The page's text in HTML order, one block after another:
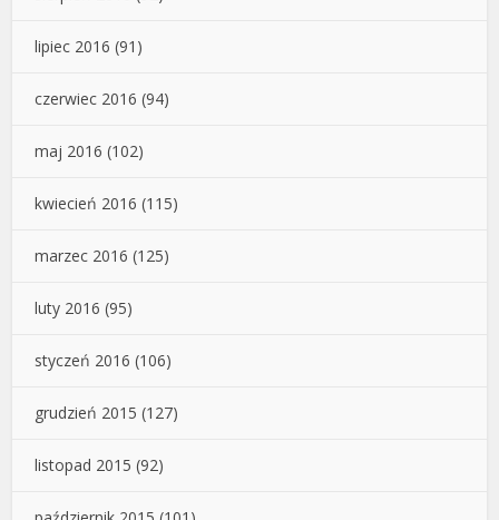
lipiec 2016 (91)
czerwiec 2016 (94)
maj 2016 (102)
kwiecień 2016 (115)
marzec 2016 (125)
luty 2016 (95)
styczeń 2016 (106)
grudzień 2015 (127)
listopad 2015 (92)